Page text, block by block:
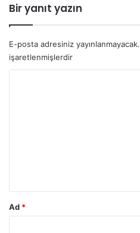
Bir yanıt yazın
E-posta adresiniz yayınlanmayacak.
işaretlenmişlerdir
Ad *